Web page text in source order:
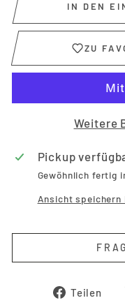
IN DEN
ZU
Weitere
Pickup
Gewöhnlich fertig
Ansicht
Teilen